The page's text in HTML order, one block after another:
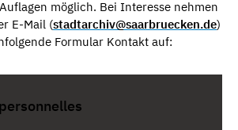
möglich. Bei Interesse nehmen
E-Mail (stadtarchiv@saarbruecken.de)
Formular Kontakt auf: